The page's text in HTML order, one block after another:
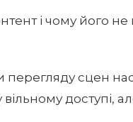
і чому його не
перегляду сцен
доступі,